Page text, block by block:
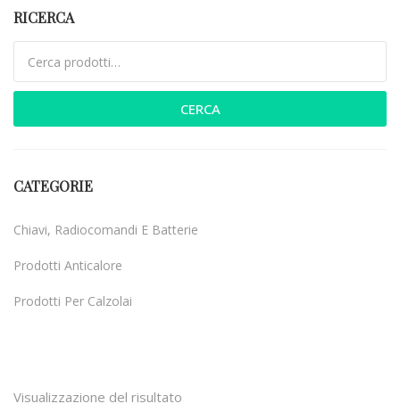
RICERCA
CERCA
CATEGORIE
Chiavi, Radiocomandi E Batterie
Prodotti Anticalore
Prodotti Per Calzolai
Visualizzazione del risultato